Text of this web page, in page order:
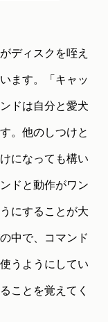
ディスクを咥え
ます。「キャッ
ドは自分と愛犬
。他のしつけと
になっても構い
ドと動作がワン
にすることが大
中で、コマンド
うようにしてい
ことを覚えてく